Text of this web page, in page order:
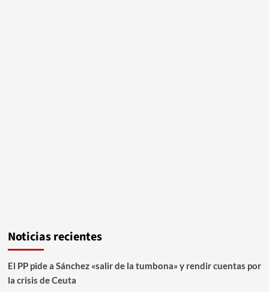
Noticias recientes
El PP pide a Sánchez «salir de la tumbona» y rendir cuentas por
la crisis de Ceuta